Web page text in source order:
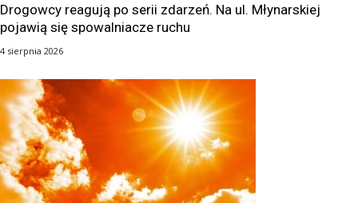
Drogowcy reagują po serii zdarzeń. Na ul. Młynarskiej
pojawią się spowalniacze ruchu
4 sierpnia 2026